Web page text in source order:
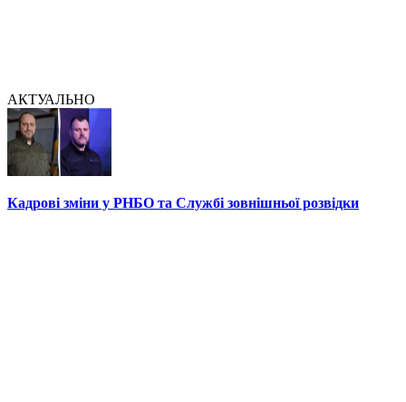
АКТУАЛЬНО
Кадрові зміни у РНБО та Службі зовнішньої розвідки